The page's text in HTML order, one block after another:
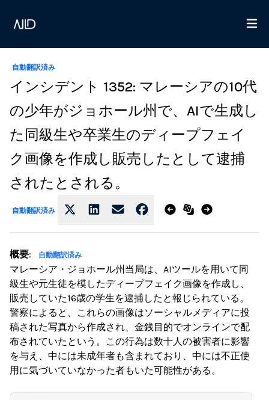
自動翻訳済み
インシデント 1352: マレーシアの10代
の少年がジョホール州で、AIで生成し
た同級生や卒業生のディープフェイ
ク画像を作成し販売したとして逮捕
されたとされる。
自動翻訳済み
概要: 自動翻訳済み
マレーシア・ジョホール州当局は、AIツールを用いて同
級生や元生徒を模したディープフェイク画像を作成し、
販売していた16歳の学生を逮捕したと報じられている。
警察によると、これらの画像はソーシャルメディアに投
稿された写真から作成され、金銭目的でオンラインで配
布されていたという。この行為は数十人の被害者に影響
を与え、中には未成年者も含まれており、中には不正使
用に気づいていなかった者もいた可能性がある。